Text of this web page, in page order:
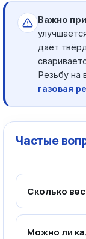
Важно
даёт
Резьбу на
газовая
Частые
Сколько
Можно ли